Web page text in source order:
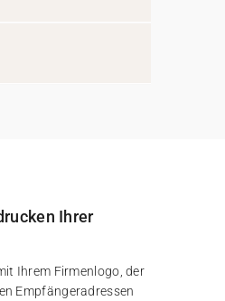
Ihrer
Ihrem Firmenlogo, der
Empfängeradressen